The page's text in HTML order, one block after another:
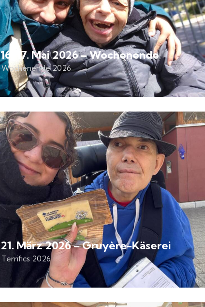
16-17. Mai 2026 – Wochenende
Wochenende 2026
21. März 2026 – Gruyère-Käserei
Terrifics 2026